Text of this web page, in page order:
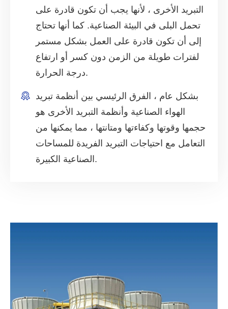
التبريد الأخرى ، لأنها يجب أن تكون قادرة على
تحمل البلى في البيئة الصناعية. كما أنها تحتاج
إلى أن تكون قادرة على العمل بشكل مستمر
لفترات طويلة من الزمن دون كسر أو ارتفاع
درجة الحرارة.
بشكل عام ، الفرق الرئيسي بين أنظمة تبريد
الهواء الصناعية وأنظمة التبريد الأخرى هو
حجمها وقوتها وكفاءتها ومتانتها ، مما يمكنها من
التعامل مع احتياجات التبريد الفريدة للمساحات
الصناعية الكبيرة.